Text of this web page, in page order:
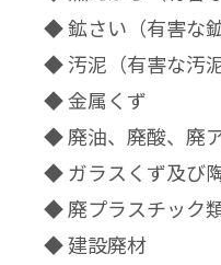
◆ 鉱さい（有害な
◆ 汚泥（有害な汚泥
◆ 金属くず
◆ 廃油、廃酸、廃
◆ ガラスくず及び
◆ 廃プラスチック
◆ 建設廃材